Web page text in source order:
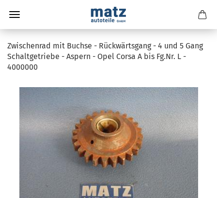
Zwischenrad mit Buchse - Rückwärtsgang - 4 und 5 Gang
Schaltgetriebe - Aspern - Opel Corsa A bis Fg.Nr. L -
4000000